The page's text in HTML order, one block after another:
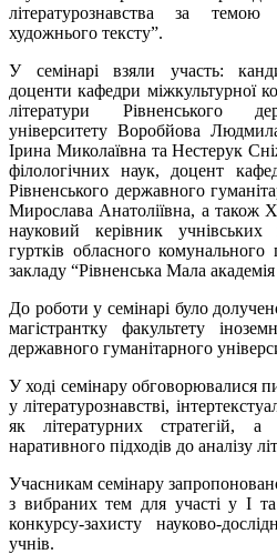
літературознавства за темою
художнього тексту”.
У семінарі взяли участь:
доценти кафедри міжкультурної
літератури Рівненського
університету Воробйова
Ірина Миколаївна та Нестерук
філологічних наук, доцент
Рівненського державного
Мирослава Анатоліївна, а також
науковий керівник учнівських
гуртків обласного комунального
закладу “Рівненська Мала
До роботи у семінарі було
магістрантку факультету
державного гуманітарного
У ході семінару обговорювалися
у літературознавстві,
як літературних стратегій,
наративного підходів до аналізу
Учасникам семінару
з вибраних тем для участі у І та
конкурсу-захисту науково-
учнів.